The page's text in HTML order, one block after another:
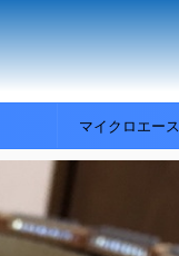
マイクロエース